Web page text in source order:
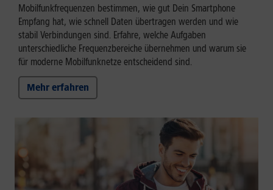
Mobilfunkfrequenzen bestimmen, wie gut Dein Smartphone
Empfang hat, wie schnell Daten übertragen werden und wie
stabil Verbindungen sind. Erfahre, welche Aufgaben
unterschiedliche Frequenzbereiche übernehmen und warum sie
für moderne Mobilfunknetze entscheidend sind.
Mehr erfahren